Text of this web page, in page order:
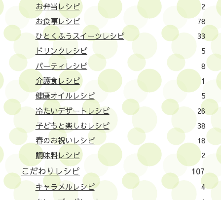
お弁当レシピ
2
お食事レシピ
78
ひとくふうスイーツレシピ
33
ドリンクレシピ
5
パーティレシピ
8
介護食レシピ
1
健康オイルレシピ
5
冷たいデザートレシピ
26
子どもと楽しむレシピ
38
春のお祝いレシピ
18
調味料レシピ
2
こだわりレシピ 107
キャラメルレシピ
4